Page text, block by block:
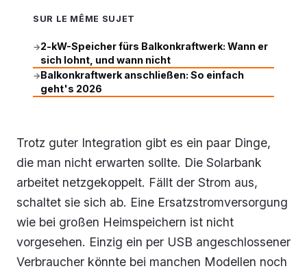
SUR LE MÊME SUJET
→2-kW-Speicher fürs Balkonkraftwerk: Wann er
sich lohnt, und wann nicht
→Balkonkraftwerk anschließen: So einfach
geht's 2026
Trotz guter Integration gibt es ein paar Dinge,
die man nicht erwarten sollte. Die Solarbank
arbeitet netzgekoppelt. Fällt der Strom aus,
schaltet sie sich ab. Eine Ersatzstromversorgung
wie bei großen Heimspeichern ist nicht
vorgesehen. Einzig ein per USB angeschlossener
Verbraucher könnte bei manchen Modellen noch